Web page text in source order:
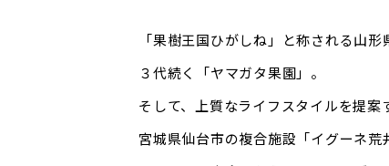
「果樹王国ひがしね」と称される山形
３代続く「ヤマガタ果園」。
そして、上質なライフスタイルを提案
宮城県仙台市の複合施設「イグーネ荒